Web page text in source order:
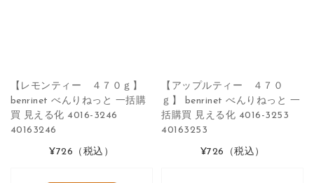
【レモンティー ４７０ｇ】
benrinet べんりねっと 一括購
買 見える化 4016-3246
40163246
¥726 （税込）
【アップルティー ４７０
ｇ】 benrinet べんりねっと 一
括購買 見える化 4016-3253
40163253
¥726 （税込）